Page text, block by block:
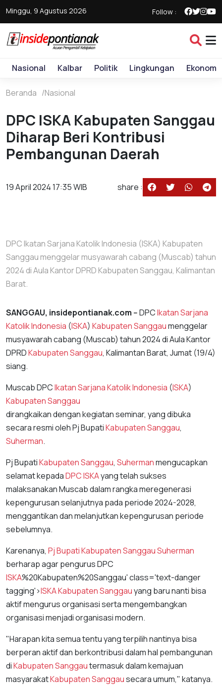
Minggu, 9 Agustus 2026 Follow :
Nasional Kalbar Politik Lingkungan Ekonomi
Beranda Nasional
DPC ISKA Kabupaten Sanggau
Diharap Beri Kontribusi
Pembangunan Daerah
19 April 2024 17:35 WIB share :
DPC Ikatan Sarjana Katolik Indonesia (ISKA) Kabupaten
Sanggau menggelar musyawarah cabang (Muscab) tahun
2024 di Aula Kantor DPRD Kabupaten Sanggau, Kalimantan
Barat.
SANGGAU, insidepontianak.com --DPCIkatan Sarjana
Katolik Indonesia (ISKA) Kabupaten Sanggaumenggelar
musyawarah cabang (Muscab) tahun 2024 di Aula Kantor
DPRDKabupaten Sanggau, Kalimantan Barat, Jumat (19/4)
siang.
Muscab DPCIkatan Sarjana Katolik Indonesia (ISKA)
Kabupaten Sanggau
dirangkaikan dengan kegiatan seminar, yang dibuka
secara resmi oleh Pj BupatiKabupaten Sanggau,
Suherman.
Pj BupatiKabupaten Sanggau, Suhermanmengucapkan
selamat kepadaDPCISKAyang telah sukses
malaksanakan Muscab dalam rangka meregenerasi
kepengurusan selanjutnya pada periode 2024-2028,
menggantikan dan melanjutkan kepengurusan periode
sebelumnya.
Karenanya, Pj BupatiKabupaten SanggauSuherman
berharap agar pengurus DPC
ISKA%20Kabupaten%20Sanggau' class='text-danger
tagging'>ISKAKabupaten Sanggauyang baru nanti bisa
aktif mengurus organisasi serta mengembangkan
organisasi menjadi organisasi modern.
"Harapan kita semua tentu yang terpilih nantinya bisa
berperan aktif dan berkontribusi dalam hal pembangunan
diKabupaten Sanggautermasuk dalam kemajuan
masyarakatKabupaten Sanggausecara umum," katanya.